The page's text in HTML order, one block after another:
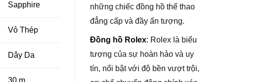
Sapphire
Vỏ Thép
Dây Da
30 m
những chiếc đồng hồ thể thao
đẳng cấp và đầy ấn tượng.
Đồng hồ Rolex: Rolex là biểu
tượng của sự hoàn hảo và uy
tín, nổi bật với độ bền vượt trội,